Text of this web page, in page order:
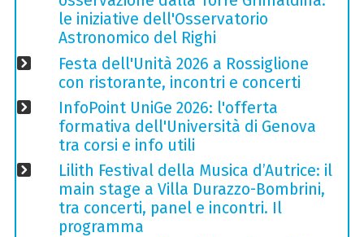
le iniziative dell'Osservatorio
Astronomico del Righi
Festa dell'Unità 2026 a Rossiglione
con ristorante, incontri e concerti
InfoPoint UniGe 2026: l'offerta
formativa dell'Università di Genova
tra corsi e info utili
Lilith Festival della Musica d’Autrice: il
main stage a Villa Durazzo-Bombrini,
tra concerti, panel e incontri. Il
programma